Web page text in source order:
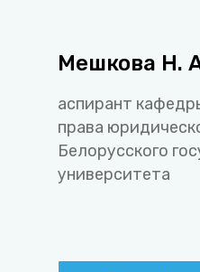
Мешкова Н.
аспирант
права
Белорусского
университета